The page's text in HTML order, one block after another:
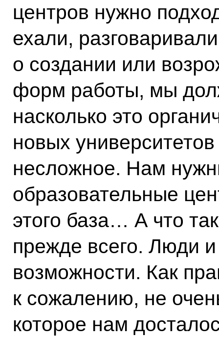
центров нужно
ехали,
о создании или
форм работы, мы
насколько это
новых
несложное. Нам
образовательные
этого база… А что
прежде всего. Люди и
возможности. Как
к сожалению, не
которое нам